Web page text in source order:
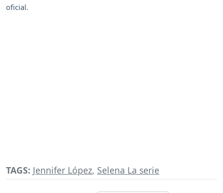
oficial.
TAGS: Jennifer López, Selena La serie